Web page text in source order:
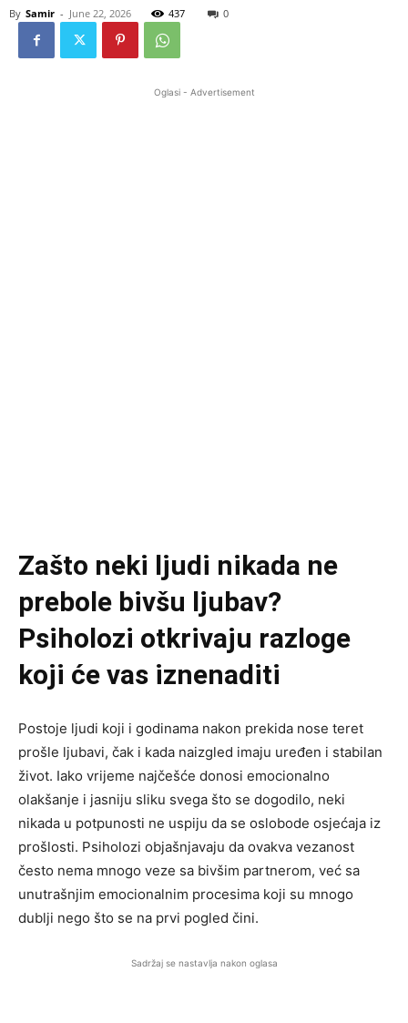
By Samir - June 22, 2026 437 0
Oglasi - Advertisement
Zašto neki ljudi nikada ne
prebole bivšu ljubav?
Psiholozi otkrivaju razloge
koji će vas iznenaditi
Postoje ljudi koji i godinama nakon prekida nose teret
prošle ljubavi, čak i kada naizgled imaju uređen i stabilan
život. Iako vrijeme najčešće donosi emocionalno
olakšanje i jasniju sliku svega što se dogodilo, neki
nikada u potpunosti ne uspiju da se oslobode osjećaja iz
prošlosti. Psiholozi objašnjavaju da ovakva vezanost
često nema mnogo veze sa bivšim partnerom, već sa
unutrašnjim emocionalnim procesima koji su mnogo
dublji nego što se na prvi pogled čini.
Sadržaj se nastavlja nakon oglasa